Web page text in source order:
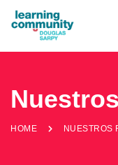
HOME NUESTROS